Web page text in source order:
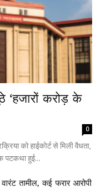
‘हजारों करोड़ के
0
को हाईकोर्ट से मिली वैधता,
पटकथा हुई...
तामील, कई फरार आरोपी